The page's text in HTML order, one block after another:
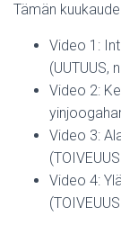
Tämän
Video 1:
(UUTUUS,
Video 2:
Video 3:
Video 4: